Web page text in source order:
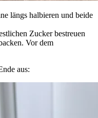
längs halbieren und beide
Zucker bestreuen
Vor dem
aus: